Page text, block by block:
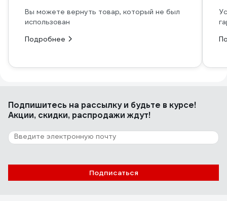
Вы можете вернуть товар, который не был
использован
Подробнее
Подпишитесь на рассылкуи будьте в курсе!
Акции, скидки, распродажи ждут!
Подписаться